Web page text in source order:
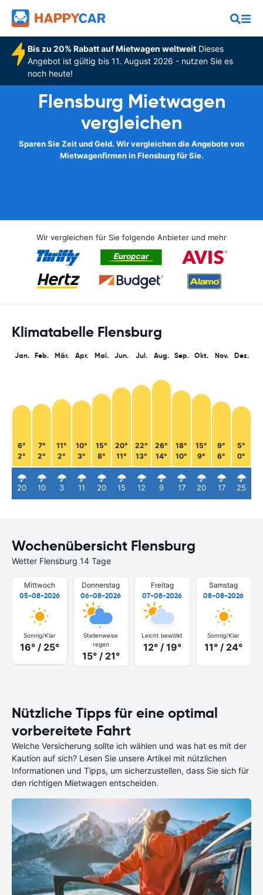
Bis zu 20% Rabatt auf Mietwagen weltweitDieses
Angebot ist gültig bis 11. August 2026 - nutzen Sie es
noch heute!
Flensburg Mietwagen
vergleichen
Sparen Sie Zeit und Geld. Wir vergleichen die Angebote von
Mietwagenfirmen in Flensburg für Sie.
Wir vergleichen für Sie folgende Anbieter und mehr
Klimatabelle Flensburg
Jan.
6°
2°
20
Feb.
7°
2°
10
Mär.
11°
2°
3
Apr.
10°
3°
11
Mai.
15°
8°
20
Jun.
20°
11°
15
Jul.
22°
13°
12
Aug.
26°
14°
9
Sep.
18°
10°
17
Okt.
15°
9°
20
Nov.
9°
6°
17
Dez.
5°
0°
25
Wochenübersicht Flensburg
Wetter Flensburg 14 Tage
Mittwoch
05-08-2026
Sonnig/Klar
16° / 25°
Donnerstag
06-08-2026
Stellenweise
regen
15° / 21°
Freitag
07-08-2026
Leicht bewölkt
12° / 19°
Samstag
08-08-2026
Sonnig/Klar
11° / 24°
Nützliche Tipps für eine optimal
vorbereitete Fahrt
Welche Versicherung sollte ich wählen und was hat es mit der
Kaution auf sich? Lesen Sie unsere Artikel mit nützlichen
Informationen und Tipps, um sicherzustellen, dass Sie sich für
den richtigen Mietwagen entscheiden.